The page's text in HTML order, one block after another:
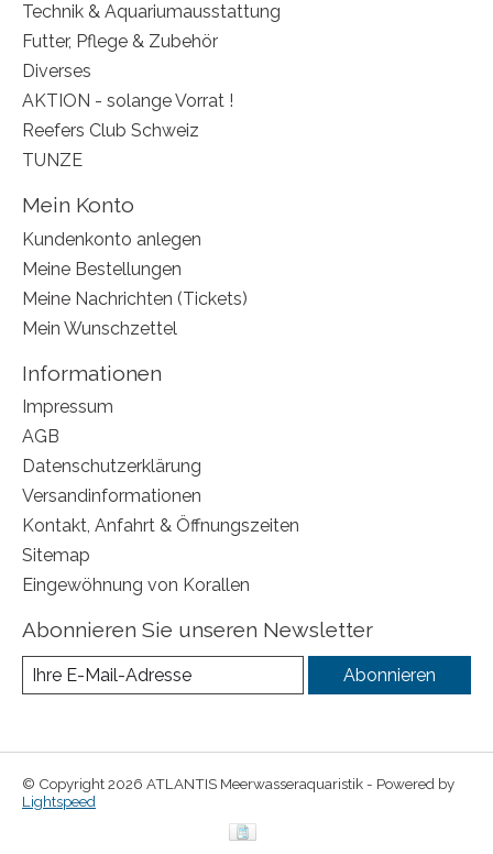
Technik & Aquariumausstattung
Futter, Pflege & Zubehör
Diverses
AKTION - solange Vorrat !
Reefers Club Schweiz
TUNZE
Mein Konto
Kundenkonto anlegen
Meine Bestellungen
Meine Nachrichten (Tickets)
Mein Wunschzettel
Informationen
Impressum
AGB
Datenschutzerklärung
Versandinformationen
Kontakt, Anfahrt & Öffnungszeiten
Sitemap
Eingewöhnung von Korallen
Abonnieren Sie unseren Newsletter
Abonnieren
© Copyright 2026 ATLANTIS Meerwasseraquaristik - Powered by
Lightspeed